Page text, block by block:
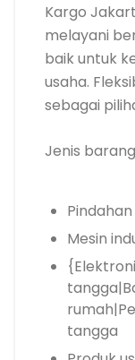
Kargo
melayani
baik untuk
usaha.
sebagai
Jenis
Mesin
tangga